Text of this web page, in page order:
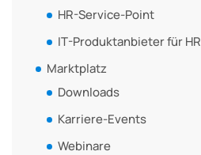
HR-Service-Point
IT-Produktanbieter für HR
Marktplatz
Downloads
Karriere-Events
Webinare